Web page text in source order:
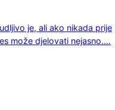
je, ali ako nikada prije
može djelovati nejasno.…